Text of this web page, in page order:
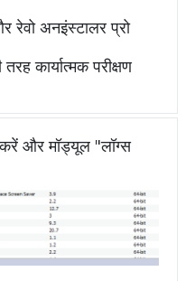
रेवो अनइंस्टालर प्रो
कार्यात्मक परीक्षण
और मॉड्यूल "लॉग्स